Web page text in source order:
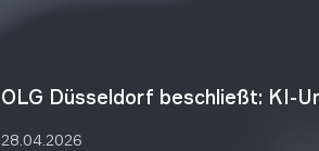
OLG Düsseldorf beschließt: KI-
28.04.2026